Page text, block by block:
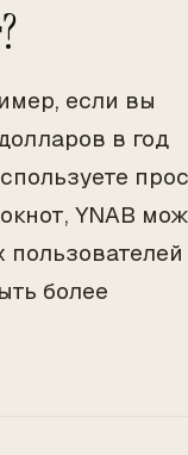
если вы
в год
YNAB
более